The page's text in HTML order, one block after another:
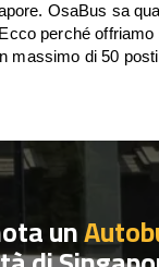
OsaBus sa
perché
massimo di 50
un